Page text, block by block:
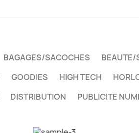
BAGAGES/SACOCHES BEAUTE/
GOODIES HIGH TECH
DISTRIBUTION PUBLICITE